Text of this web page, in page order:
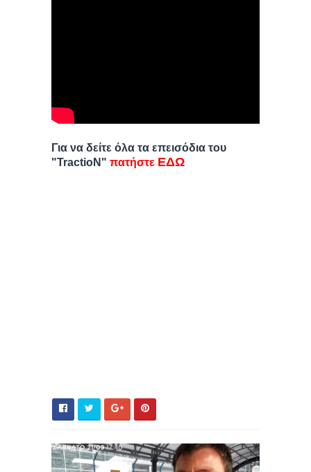
Για να δείτε όλα τα επεισόδια του
"TractioN" πατήστε ΕΔΩ